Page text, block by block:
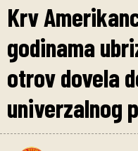
Krv
godinama
otrov dovela
univerzalnog